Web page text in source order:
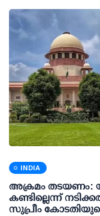
INDIA
അക്രമം തടയണം:
കണ്ടില്ലെന്ന്
സുപ്രീം